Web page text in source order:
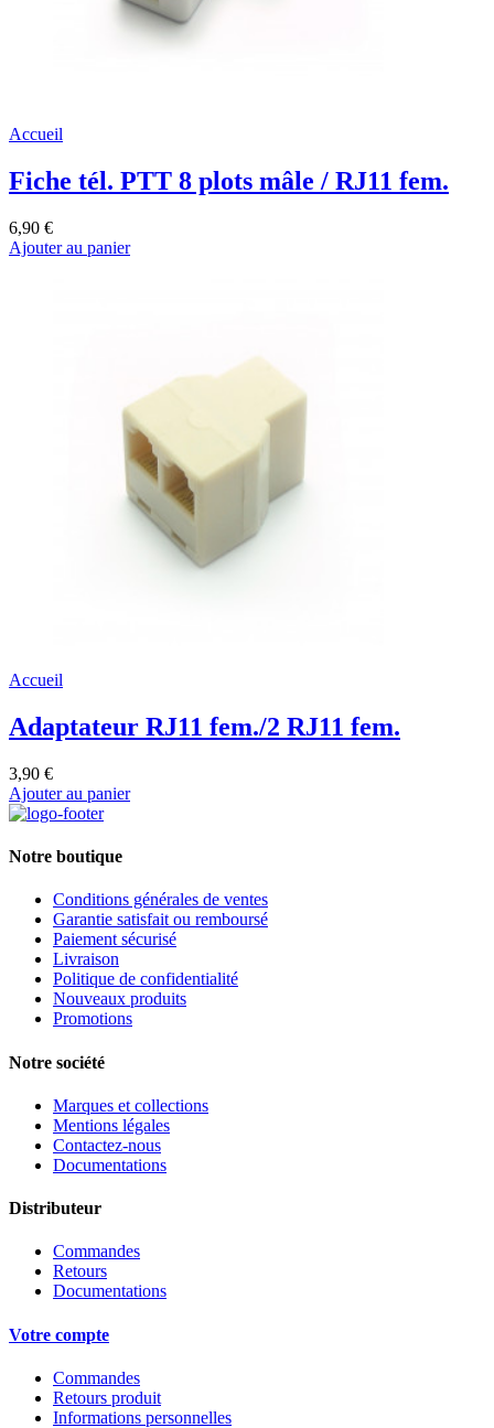
Accueil
Fiche tél. PTT 8 plots mâle / RJ11 fem.
6,90 €
Ajouter au panier
Accueil
Adaptateur RJ11 fem./2 RJ11 fem.
3,90 €
Ajouter au panier
Notre boutique
Conditions générales de ventes
Garantie satisfait ou remboursé
Paiement sécurisé
Livraison
Politique de confidentialité
Nouveaux produits
Promotions
Notre société
Marques et collections
Mentions légales
Contactez-nous
Documentations
Distributeur
Commandes
Retours
Documentations
Votre compte
Commandes
Retours produit
Informations personnelles